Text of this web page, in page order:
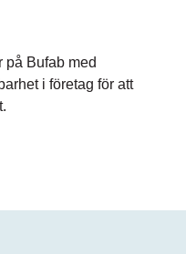
på Bufab med
i företag för att